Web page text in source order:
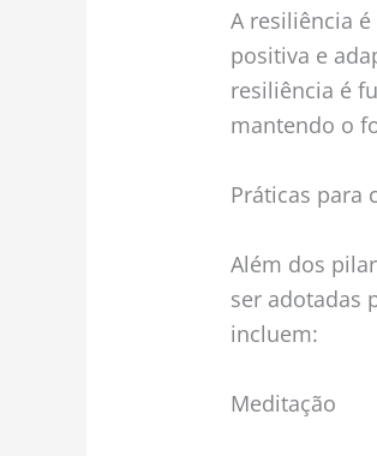
A resiliência
positiva e
resiliência é
mantendo o
Práticas para
Além dos
ser adotadas
incluem:
Meditação